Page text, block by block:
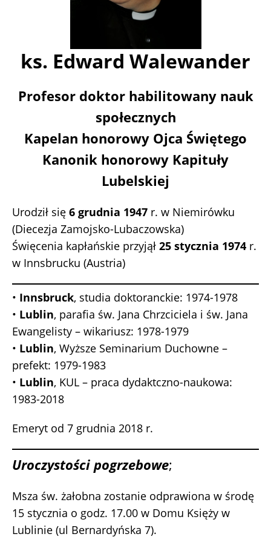
ks. Edward Walewander
Profesor doktor habilitowany nauk
społecznych
Kapelan honorowy Ojca Świętego
Kanonik honorowy Kapituły
Lubelskiej
Urodził się 6 grudnia 1947 r. w Niemirówku
(Diecezja Zamojsko-Lubaczowska)
Święcenia kapłańskie przyjął 25 stycznia 1974 r.
w Innsbrucku (Austria)
• Innsbruck, studia doktoranckie: 1974-1978
• Lublin, parafia św. Jana Chrzciciela i św. Jana
Ewangelisty – wikariusz: 1978-1979
• Lublin, Wyższe Seminarium Duchowne –
prefekt: 1979-1983
• Lublin, KUL – praca dydaktczno-naukowa:
1983-2018
Emeryt od 7 grudnia 2018 r.
Uroczystości pogrzebowe;
Msza św. żałobna zostanie odprawiona w środę
15 stycznia o godz. 17.00 w Domu Księży w
Lublinie (ul Bernardyńska 7).